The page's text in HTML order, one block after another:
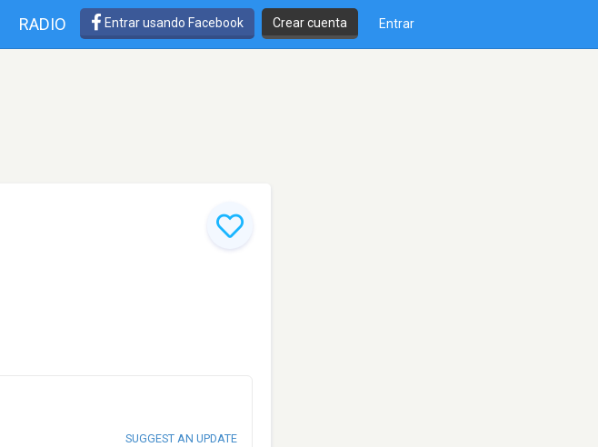
RADIO Entrar usando Facebook Crear cuenta Entrar
SUGGEST AN UPDATE